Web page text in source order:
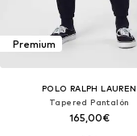
Premium
POLO RALPH LAUREN
Tapered Pantalón
165,00€